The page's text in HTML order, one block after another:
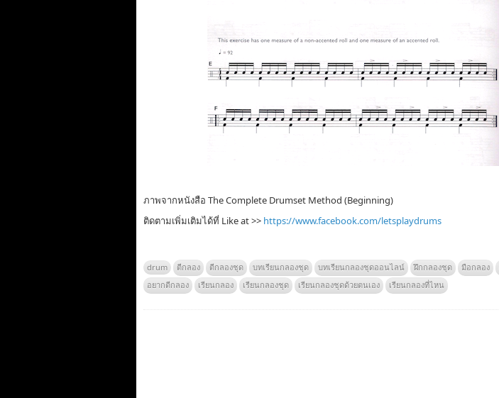
ภาพจากหนังสือ The Complete Drumset Method (Beginning)
ติดตามเพิ่มเติมได้ที่ Like at >> https://www.facebook.com/letsplaydrums
drum ตีกลอง ตีกลองชุด บทเรียนกลองชุด บทเรียนกลองชุดออนไลน์ ฝึกกลองชุด มือกลอง
อยากตีกลอง
เรียนกลอง เรียนกลองชุด เรียนกลองชุดด้วยตนเอง เรียนกลองที่ไหน